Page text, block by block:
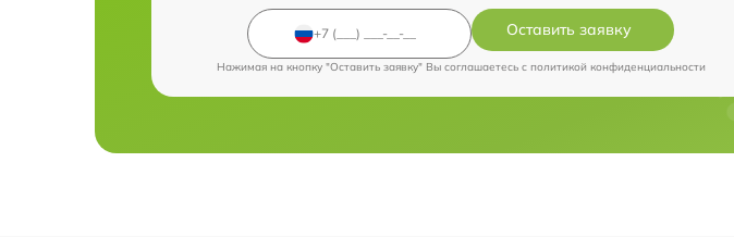
Оставить заявку
Нажимая на кнопку "Оставить заявку" Вы соглашаетесь c политикой конфиденциальности